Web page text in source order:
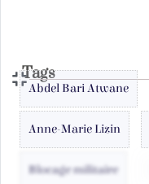
Tags
Abdel Bari Atwane
Anne-Marie Lizin
Blocage militaire